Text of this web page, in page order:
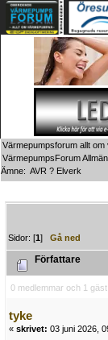
Värmepumpsforum allt
VärmepumpsForum
Ämne: AVR ? Elverk
Sidor: [1]Gå ned
Författare
0 medlemmar och 1
tyke
« skrivet: 03 juni 2026,